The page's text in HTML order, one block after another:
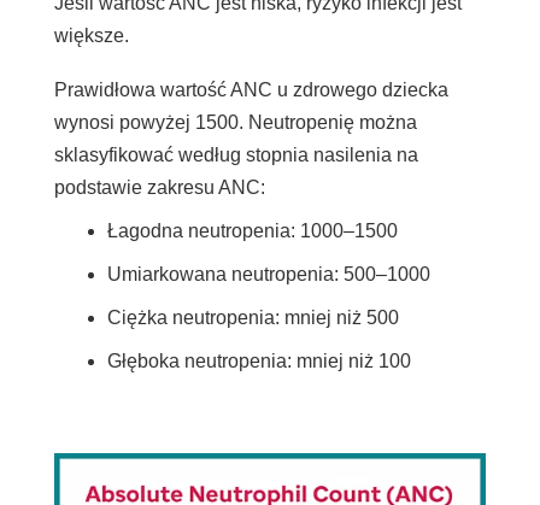
większe.
Prawidłowa wartość ANC u zdrowego dziecka
wynosi powyżej 1500. Neutropenię można
sklasyfikować według stopnia nasilenia na
podstawie zakresu ANC:
Łagodna neutropenia: 1000–1500
Umiarkowana neutropenia: 500–1000
Ciężka neutropenia: mniej niż 500
Głęboka neutropenia: mniej niż 100